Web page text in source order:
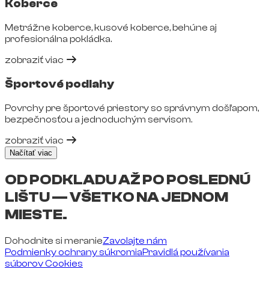
Koberce
Metrážne koberce, kusové koberce, behúne aj
profesionálna pokládka.
zobraziť viac
Športové podlahy
Povrchy pre športové priestory so správnym došľapom,
bezpečnosťou a jednoduchým servisom.
zobraziť viac
Načítať viac
OD PODKLADU AŽ PO POSLEDNÚ
LIŠTU — VŠETKO NA JEDNOM
MIESTE.
Dohodnite si meranieZavolajte nám
Podmienky ochrany súkromiaPravidlá používania
súborov Cookies